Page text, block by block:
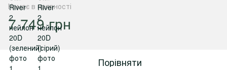
Немає в наявності
7 749 грн
Порівняти